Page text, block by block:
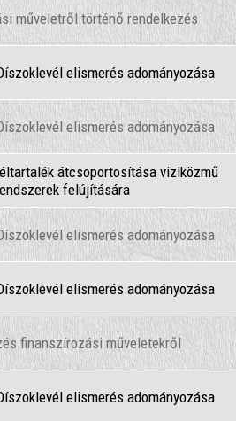
műveletről történő rendelkezés
elismerés adományozása
elismerés adományozása
átcsoportosítása viziközmű
felújítására
elismerés adományozása
elismerés adományozása
finanszírozási műveletekről
elismerés adományozása